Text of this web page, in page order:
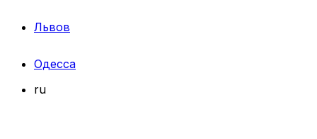
Львов
Одесса
ru